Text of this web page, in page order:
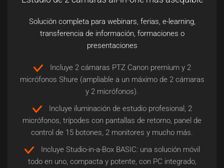
Solución completa para webinars, ferias, e-learning,
transferencia de información, formaciones o
presentaciones
Incluye 2 cámaras PTZ Canon premium y 2
micrófonos Shure (ampliable a un máximo de 2 cámaras
y 2 micrófonos).
Incluye iluminación de estudio profesional, 2
micrófonos, trípodes con pantallas de retorno, panel de
control de 15 botones, 2 monitores y mucho más.
Incluye Studio-in-a-Box BASIC: una solución móvil
todo en uno, compacta y potente, con PC integrado,